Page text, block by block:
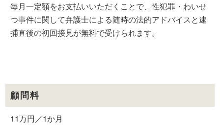
毎月一定額をお支払いいただくことで、性犯罪・わいせ
つ事件に関して弁護士による随時の法的アドバイスと逮
捕直後の初回接見が無料で受けられます。
顧問料
11万円／1か月